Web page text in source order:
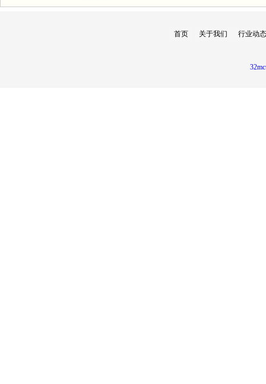
首页 关于我们 行业动态